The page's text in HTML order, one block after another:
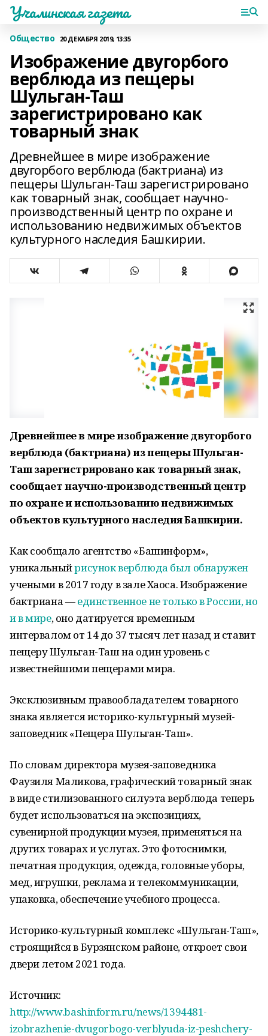
Учалинская газета
Общество 20 ДЕКАБРЯ 2019, 13:35
Изображение двугорбого
верблюда из пещеры
Шульган-Таш
зарегистрировано как
товарный знак
Древнейшее в мире изображение
двугорбого верблюда (бактриана) из
пещеры Шульган-Таш зарегистрировано
как товарный знак, сообщает научно-
производственный центр по охране и
использованию недвижимых объектов
культурного наследия Башкирии.
Древнейшее в мире изображение двугорбого
верблюда (бактриана) из пещеры Шульган-
Таш зарегистрировано как товарный знак,
сообщает научно-производственный центр
по охране и использованию недвижимых
объектов культурного наследия Башкирии.
Как сообщало агентство «Башинформ»,
уникальныйрисунок верблюда был обнаружен
учеными в 2017 году в зале Хаоса. Изображение
бактриана —единственное не только в России, но
и в мире, оно датируется временным
интервалом от 14 до 37 тысяч лет назад и ставит
пещеру Шульган-Таш на один уровень с
известнейшими пещерами мира.
Эксклюзивным правообладателем товарного
знака является историко-культурный музей-
заповедник «Пещера Шульган-Таш».
По словам директора музея-заповедника
Фаузиля Маликова, графический товарный знак
в виде стилизованного силуэта верблюда теперь
будет использоваться на экспозициях,
сувенирной продукции музея, применяться на
других товарах и услугах. Это фотоснимки,
печатная продукция, одежда, головные уборы,
мед, игрушки, реклама и телекоммуникации,
упаковка, обеспечение учебного процесса.
Историко-культурный комплекс «Шульган-Таш»,
строящийся в Бурзянском районе, откроет свои
двери летом 2021 года.
Источник:
http://www.bashinform.ru/news/1394481-
izobrazhenie-dvugorbogo-verblyuda-iz-peshchery-